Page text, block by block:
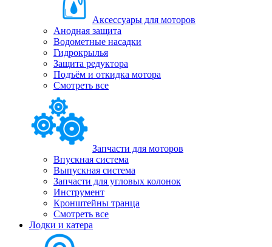
Аксессуары для моторов
Анодная защита
Водометные насадки
Гидрокрылья
Защита редуктора
Подъём и откидка мотора
Смотреть все
Запчасти для моторов
Впускная система
Выпускная система
Запчасти для угловых колонок
Инструмент
Кронштейны транца
Смотреть все
Лодки и катера